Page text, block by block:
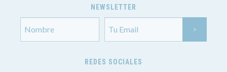
NEWSLETTER
REDES SOCIALES